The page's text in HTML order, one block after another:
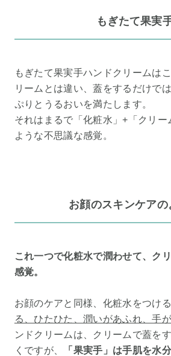
もぎたて果実
もぎたて果実手ハンドクリームは
リームとは違い、蓋をするだけで
ぷりとうるおいを満たします。
それはまるで「化粧水」+「クリー
ような不思議な感覚。
お顔のスキンケアの
これ一つで化粧水で潤わせて、ク
感覚。
お顔のケアと同様、化粧水をつける
る、ひたひた、潤いがあふれ、手
ンドクリームは、クリームで蓋を
くですが、
「果実手」は手肌を水